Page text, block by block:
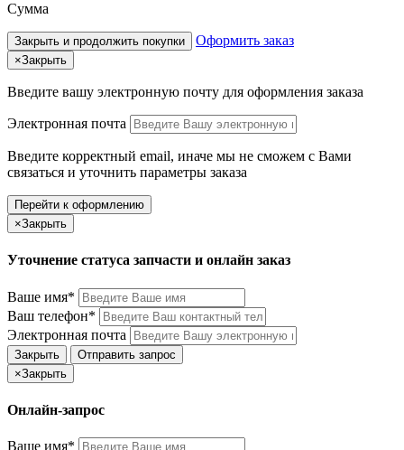
Сумма
Закрыть и продолжить покупки Оформить заказ
×Закрыть
Введите вашу электронную почту для оформления заказа
Электронная почта
Введите корректный email, иначе мы не сможем с Вами
связаться и уточнить параметры заказа
Перейти к оформлению
×Закрыть
Уточнение статуса запчасти и онлайн заказ
Ваше имя*
Ваш телефон*
Электронная почта
Закрыть
Отправить запрос
×Закрыть
Онлайн-запрос
Ваше имя*